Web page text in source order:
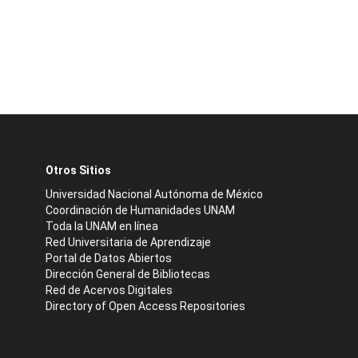
Otros Sitios
Universidad Nacional Autónoma de México
Coordinación de Humanidades UNAM
Toda la UNAM en línea
Red Universitaria de Aprendizaje
Portal de Datos Abiertos
Dirección General de Bibliotecas
Red de Acervos Digitales
Directory of Open Access Repositories